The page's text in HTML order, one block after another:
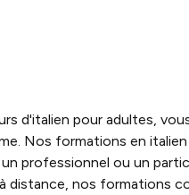
d'italien pour adultes,
Nos formations en
professionnel ou un
distance, nos formations